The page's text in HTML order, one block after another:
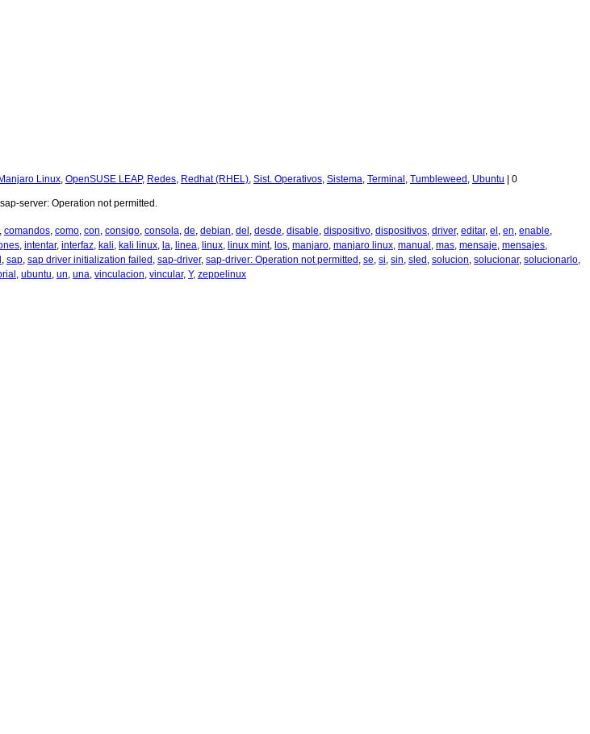
Manjaro Linux, OpenSUSE LEAP, Redes, Redhat (RHEL), Sist. Operativos, Sistema, Terminal , Tumbleweed , Ubuntu 0
server: Operation not permitted.
, comandos, como, con, consigo, consola, de, debian, del , desde, disable, dispositivo, dispositivos, driver, editar, el , en, enable,
, intentar, interfaz, kali, kali linux, la, linea, linux, linux mint, los, manjaro, manjaro linux, manual , mas, mensaje, mensajes,
, sap, sap driver initialization failed , sap-driver, sap-driver: Operation not permitted , se, si, sin, sled , solucion, solucionar, solucionarlo,
, ubuntu, un, una, vinculacion, vincular, Y, zeppelinux